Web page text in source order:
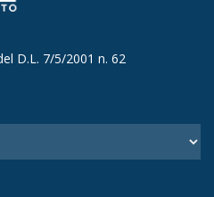
D.L. 7/5/2001 n. 62